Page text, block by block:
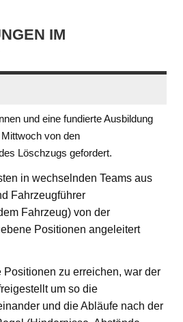
IM
und eine fundierte Ausbildung
von den
Löschzugs gefordert.
in wechselnden Teams aus
Fahrzeugführer
Fahrzeug) von der
Positionen angeleitert
Positionen zu erreichen, war der
um so die
und die Abläufe nach der